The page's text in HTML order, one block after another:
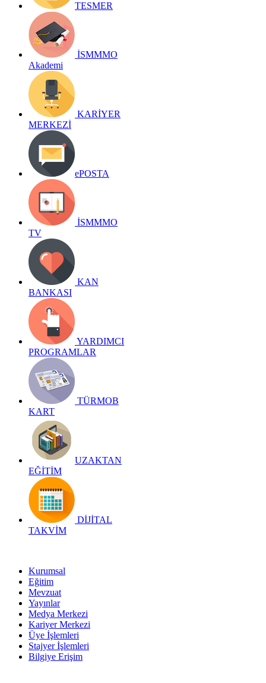
TESMER
İSMMMO
Akademi
KARİYER
MERKEZİ
ePOSTA
İSMMMO
TV
KAN
BANKASI
YARDIMCI
PROGRAMLAR
TÜRMOB
KART
UZAKTAN
EĞİTİM
DİJİTAL
TAKVİM
Kurumsal
Eğitim
Mevzuat
Yayınlar
Medya Merkezi
Kariyer Merkezi
Üye İşlemleri
Stajyer İşlemleri
Bilgiye Erişim